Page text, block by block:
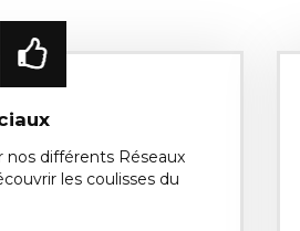
nos différents Réseaux
les coulisses du